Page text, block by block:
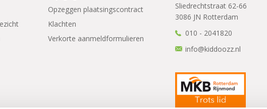
Opzeggen plaatsingscontract
Klachten
Verkorte aanmeldformulieren
Sliedrechtstraat 62-66
3086 JN Rotterdam
010 - 2041820
info@kiddoozz.nl